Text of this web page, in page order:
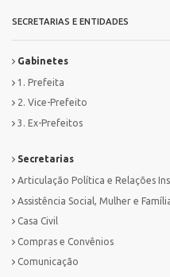
SECRETARIAS E ENTIDADES
Gabinetes
1. Prefeita
2. Vice-Prefeito
3. Ex-Prefeitos
Secretarias
Articulação Política e Relações
Assistência Social, Mulher e
Casa Civil
Compras e Convênios
Comunicação